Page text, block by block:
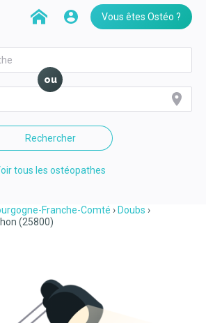
Vous êtes Ostéo ?
ou
Rechercher
tous les ostéopathes
Franche-Comté
Doubs
(25800)